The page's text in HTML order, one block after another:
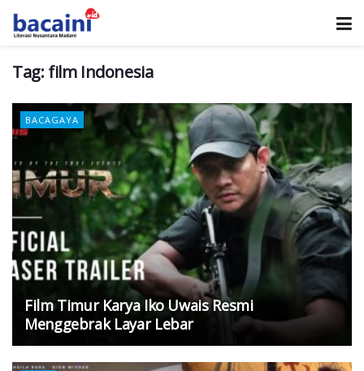
Tag: film Indonesia
BACAGAYA
Film Timur Karya Iko Uwais Resmi
Menggebrak Layar Lebar